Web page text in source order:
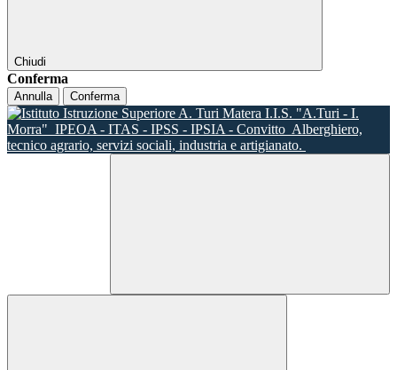
Chiudi
Conferma
Annulla Conferma
I.I.S. "A.Turi - I.
Morra" IPEOA - ITAS - IPSS - IPSIA - Convitto Alberghiero,
tecnico agrario, servizi sociali, industria e artigianato.